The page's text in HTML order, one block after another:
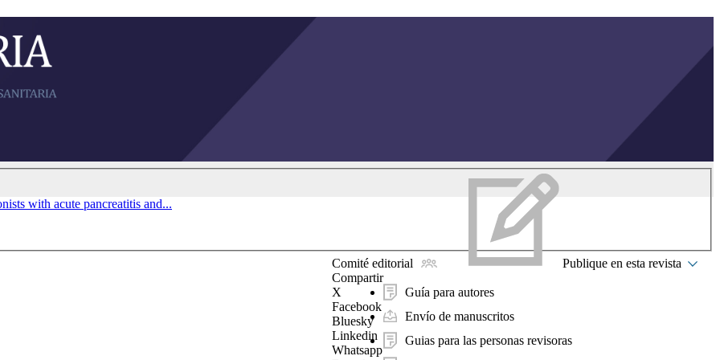
Comité editorial Publique en esta revista
Guía para autores
Envío de manuscritos
Guias para las personas revisoras
Compartir
X
Facebook
Bluesky
Linkedin
Whatsapp
with acute pancreatitis and...